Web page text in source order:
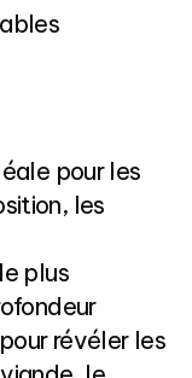
pour les
les
plus
révéler les